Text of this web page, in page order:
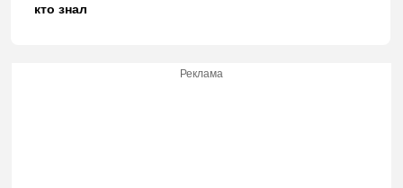
кто знал
Реклама